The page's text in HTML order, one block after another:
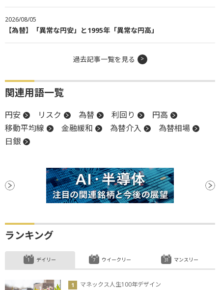
2026/08/05
【為替】「異常な円安」と1995年「異常な円高」
過去記事一覧を見る
関連用語一覧
円安 リスク 為替 利回り
円高
移動平均線
金融緩和 為替介入
為替相場
日銀
ランキング
デイリー
マネックス人生100年デザイン
ウイークリー マンスリー